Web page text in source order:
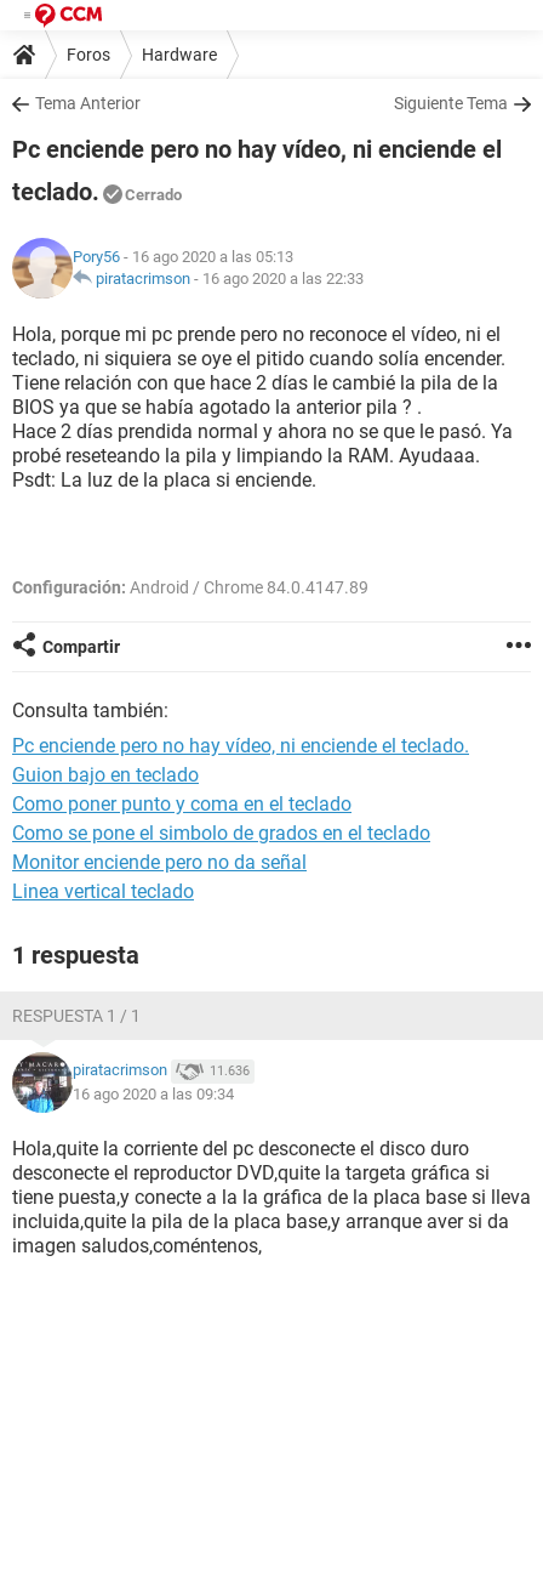
Foros Hardware
Tema Anterior Siguiente Tema
Pc enciende pero no hay vídeo, ni enciende el
teclado.
Cerrado
Pory56 - 16 ago 2020 a las 05:13
piratacrimson - 16 ago 2020 a las 22:33
Hola, porque mi pc prende pero no reconoce el vídeo, ni el
teclado, ni siquiera se oye el pitido cuando solía encender.
Tiene relación con que hace 2 días le cambié la pila de la
BIOS ya que se había agotado la anterior pila ? .
Hace 2 días prendida normal y ahora no se que le pasó. Ya
probé reseteando la pila y limpiando la RAM. Ayudaaa.
Psdt: La luz de la placa si enciende.
Configuración: Android / Chrome 84.0.4147.89
Compartir
Consulta también:
Pc enciende pero no hay vídeo, ni enciende el teclado.
Guion bajo en teclado
Como poner punto y coma en el teclado
Como se pone el simbolo de grados en el teclado
Monitor enciende pero no da señal
Linea vertical teclado
1 respuesta
RESPUESTA 1 / 1
piratacrimson 11.636
16 ago 2020 a las 09:34
Hola,quite la corriente del pc desconecte el disco duro
desconecte el reproductor DVD,quite la targeta gráfica si
tiene puesta,y conecte a la la gráfica de la placa base si lleva
incluida,quite la pila de la placa base,y arranque aver si da
imagen saludos,coméntenos,